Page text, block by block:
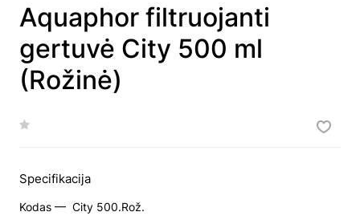
Aquaphor filtruojanti
gertuvė City 500 ml
(Rožinė)
Specifikacija
Kodas — City 500.Rož.